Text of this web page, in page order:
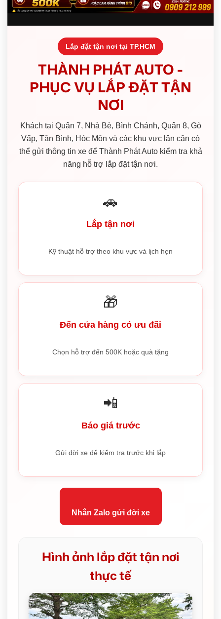
Lắp đặt tận nơi tại TP.HCM
THÀNH PHÁT AUTO -
PHỤC VỤ LẮP ĐẶT TẬN
NƠI
Khách tại Quận 7, Nhà Bè, Bình Chánh, Quận 8, Gò
Vấp, Tân Bình, Hóc Môn và các khu vực lân cận có
thể gửi thông tin xe để Thành Phát Auto kiểm tra khả
năng hỗ trợ lắp đặt tận nơi.
🚗
Lắp tận nơi
Kỹ thuật hỗ trợ theo khu vực và lịch hẹn
🎁
Đến cửa hàng có ưu đãi
Chọn hỗ trợ đến 500K hoặc quà tặng
📲
Báo giá trước
Gửi đời xe để kiểm tra trước khi lắp
Nhắn Zalo gửi đời xe
Hình ảnh lắp đặt tận nơi
thực tế